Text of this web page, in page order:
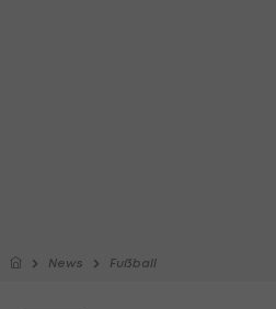
News Fußball